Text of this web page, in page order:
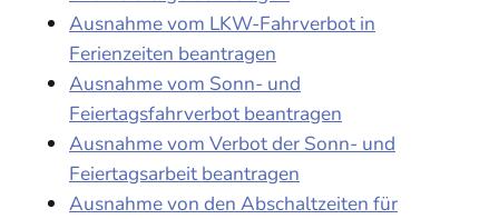
Ausnahme vom LKW-Fahrverbot in
Ferienzeiten beantragen
Ausnahme vom Sonn- und
Feiertagsfahrverbot beantragen
Ausnahme vom Verbot der Sonn- und
Feiertagsarbeit beantragen
Ausnahme von den Abschaltzeiten für